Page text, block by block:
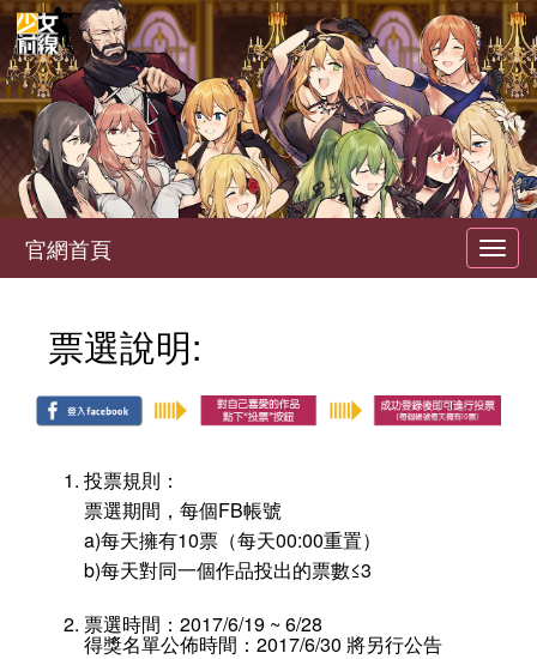
官網首頁
票選說明:
投票規則：
票選期間，每個FB帳號
a)每天擁有10票（每天00:00重置）
b)每天對同一個作品投出的票數≤3
票選時間：2017/6/19 ~ 6/28
得獎名單公佈時間：2017/6/30 將另行公告